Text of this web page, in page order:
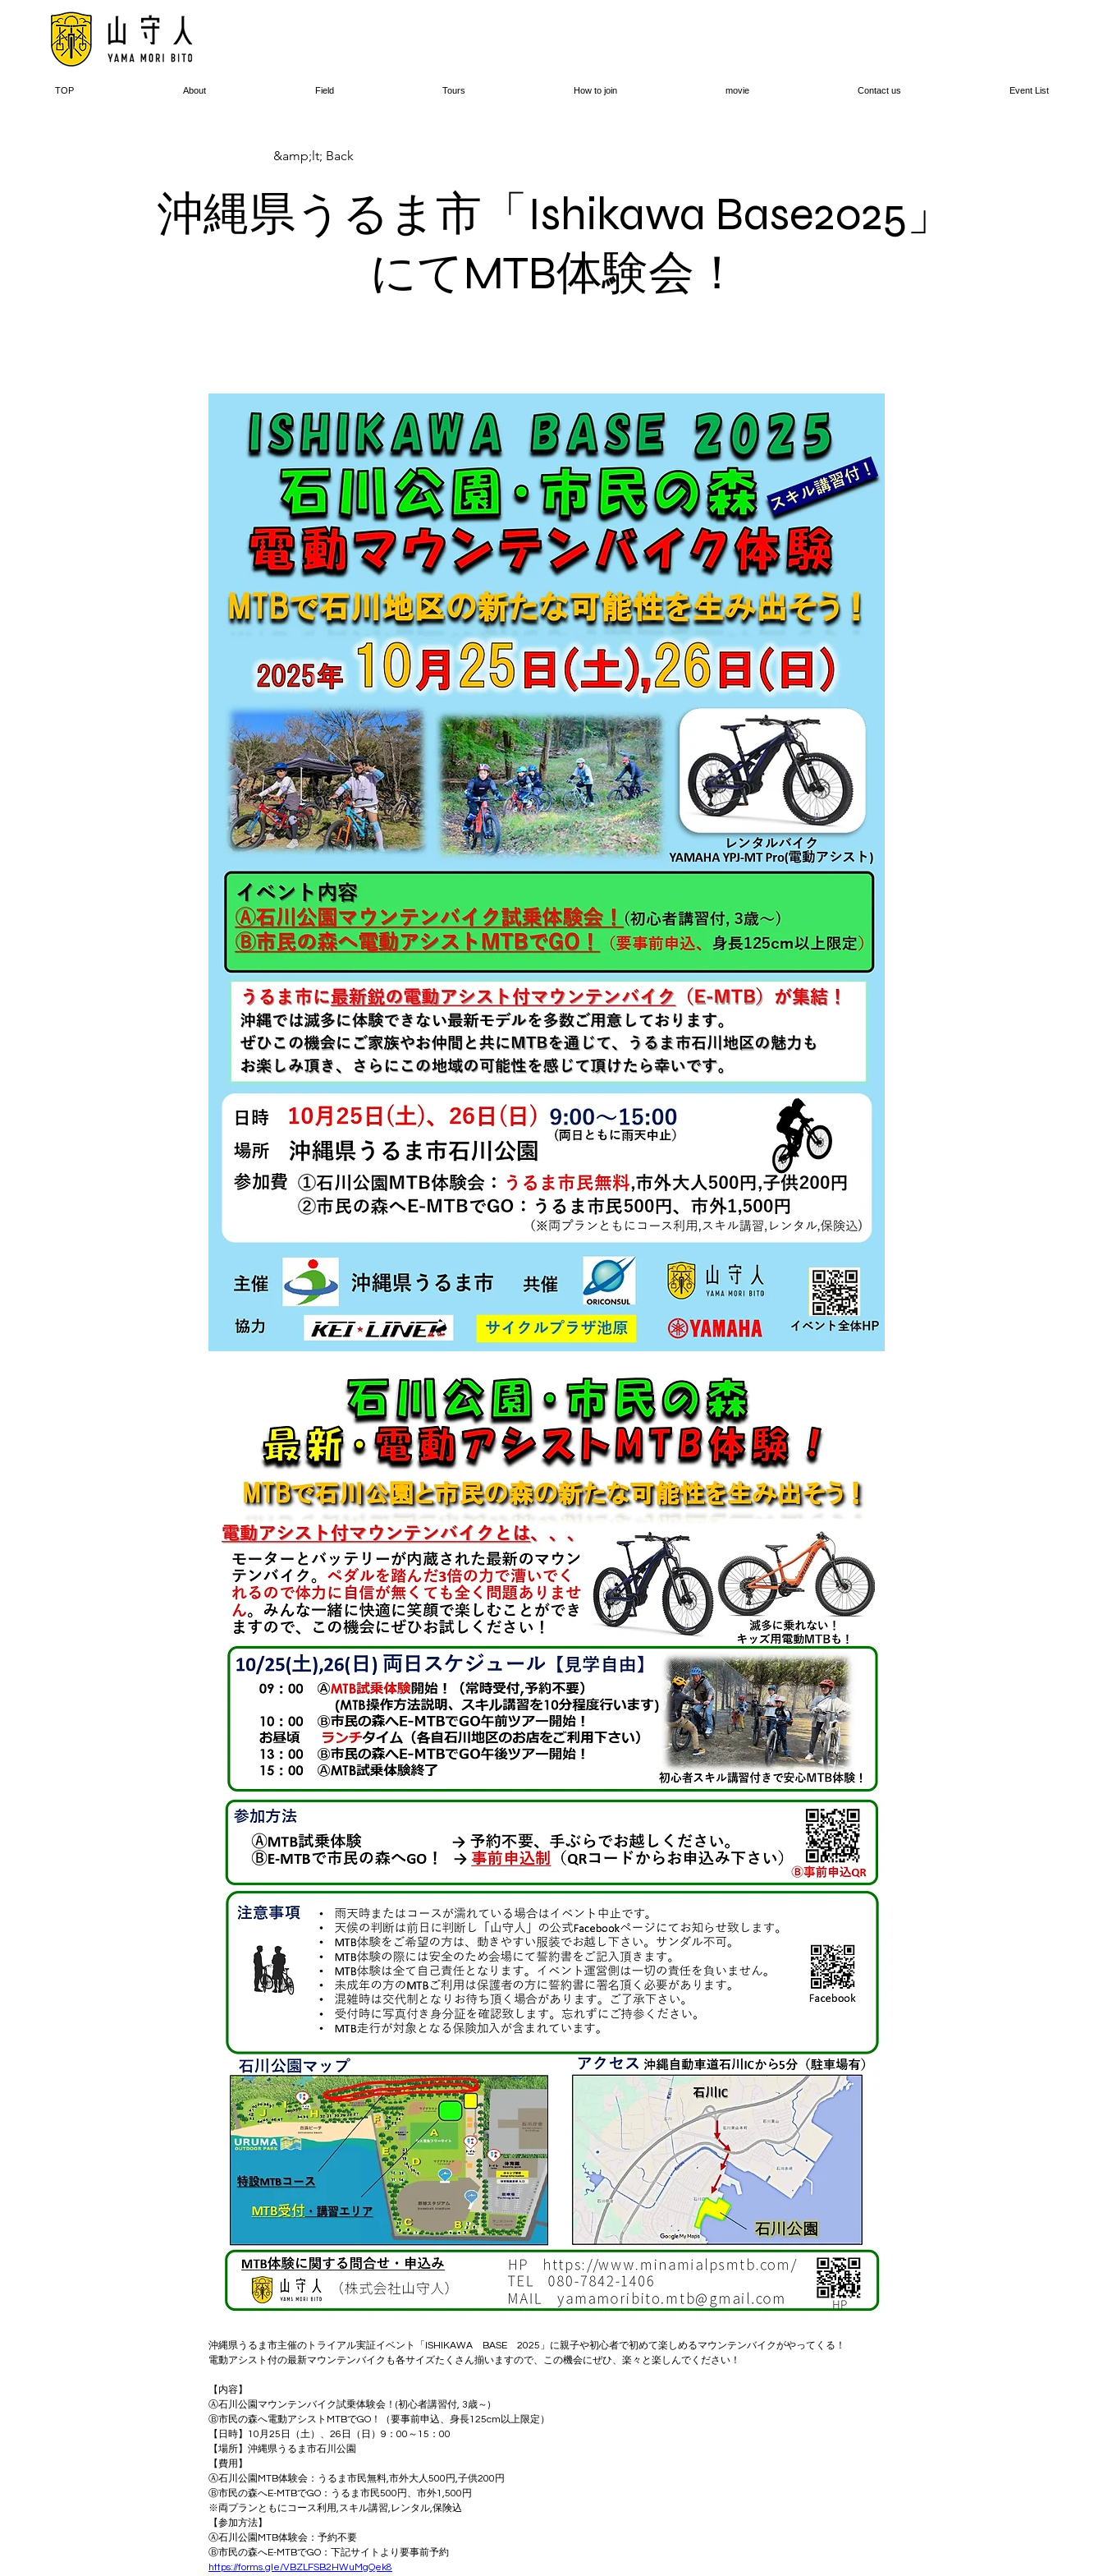
TOP About Field Tours How to join movie Contact us Event List
&amp;lt; Back
沖縄県うるま市「Ishikawa Base2025」
にてMTB体験会！
沖縄県うるま市主催のトライアル実証イベント「ISHIKAWA　BASE　2025」に親子や初心者で初めて楽しめるマウンテンバイクがやってくる！
電動アシスト付の最新マウンテンバイクも各サイズたくさん揃いますので、この機会にぜひ、楽々と楽しんでください！
【内容】
Ⓐ石川公園マウンテンバイク試乗体験会！(初心者講習付, 3歳～)
Ⓑ市民の森へ電動アシストMTBでGO！（要事前申込、身長125cm以上限定）
【日時】10月25日（土）、26日（日）9：00～15：00
【場所】沖縄県うるま市石川公園
【費用】
Ⓐ石川公園MTB体験会：うるま市民無料,市外大人500円,子供200円
Ⓑ市民の森へE-MTBでGO：うるま市民500円、市外1,500円
※両プランともにコース利用,スキル講習,レンタル,保険込
【参加方法】
Ⓐ石川公園MTB体験会：予約不要
Ⓑ市民の森へE-MTBでGO：下記サイトより要事前予約
https://forms.gle/VBZLFSB2HWuMgQek8